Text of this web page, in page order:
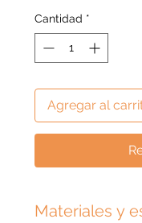
Cantidad *
Agregar al
Materiales y